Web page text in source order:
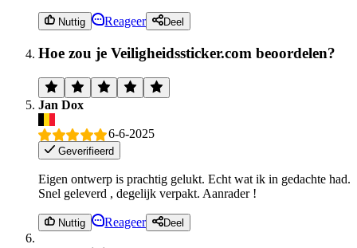
Nuttig Reageer Deel
Hoe zou je Veiligheidssticker.com beoordelen?
Jan Dox
6-6-2025
Geverifieerd
Eigen ontwerp is prachtig gelukt. Echt wat ik in gedachte had.
Snel geleverd , degelijk verpakt. Aanrader !
Nuttig Reageer Deel